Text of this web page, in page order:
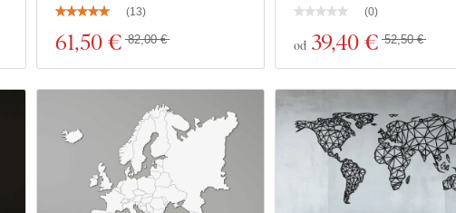
(13)
61,50 € 82,00 €
(0)
od 39,40 € 52,50 €